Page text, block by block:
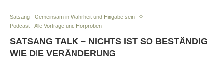
Satsang - Gemeinsam in Wahrheit und Hingabe sein
Podcast - Alle Vorträge und Hörproben
SATSANG TALK – NICHTS IST SO BESTÄNDIG
WIE DIE VERÄNDERUNG